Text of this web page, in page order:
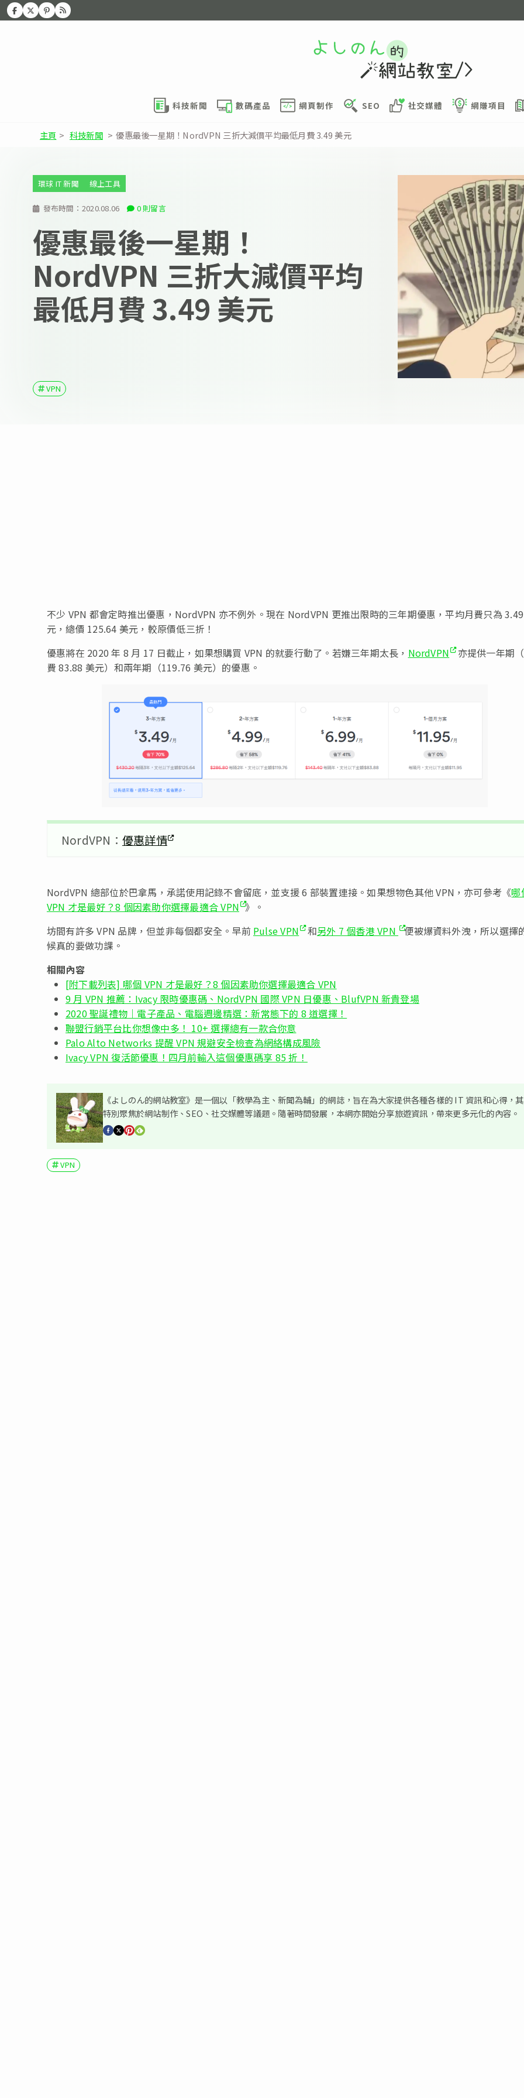
科技新聞 數碼產品 網頁制作 SEO 社交媒體 網賺項目
主頁 > 科技新聞 > 優惠最後一星期！NordVPN 三折大減價平均最低月費 3.49 美元
發布時間： 2020.08.06 0 則留言
環球 IT 新聞 線上工具
優惠最後一星期！
NordVPN 三折大減價平均
最低月費 3.49 美元
VPN
不少 VPN 都會定時推出優惠，NordVPN 亦不例外。現在 NordVPN 更推出限時的三年期優惠，平均月費只為
元，總價 125.64 美元，較原價低三折！
優惠將在 2020 年 8 月 17 日截止，如果想購買 VPN 的就要行動了。若嫌三年期太長， NordVPN 亦提供一年期
費 83.88 美元）和兩年期（119.76 美元）的優惠。
NordVPN： 優惠詳情
NordVPN 總部位於巴拿馬，承諾使用記錄不會留底，並支援 6 部裝置連接。如果想物色其他 VPN，亦可參考《哪
VPN 才是最好？8 個因素助你選擇最適合 VPN 》。
坊間有許多 VPN 品牌，但並非每個都安全。早前 Pulse VPN 和另外 7 個香港 VPN
便被爆資料外洩，所以選擇
候真的要做功課。
相關內容
[附下載列表] 哪個 VPN 才是最好？8 個因素助你選擇最適合 VPN
9 月 VPN 推薦：Ivacy 限時優惠碼、NordVPN 國際 VPN 日優惠、BlufVPN 新貴登場
2020 聖誕禮物｜電子產品、電腦週邊精選：新常態下的 8 道選擇！
聯盟行銷平台比你想像中多！ 10+ 選擇總有一款合你意
Palo Alto Networks 提醒 VPN 規避安全檢查為網絡構成風險
Ivacy VPN 復活節優惠！四月前輸入這個優惠碼享 85 折！
《よしのん的網站教室》是一個以「教學為主、新聞為輔」的網誌，旨在為大家提供各種各樣的 IT 資訊和心得，
特別聚焦於網站制作、SEO、社交媒體等議題。隨著時間發展，本網亦開始分享旅遊資訊，帶來更多元化的內容。
VPN